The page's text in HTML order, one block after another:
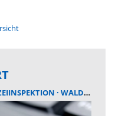
WALDBRAND